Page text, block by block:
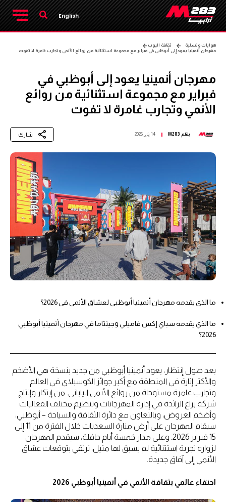
English
هوايات وتسلية
ثقافة البوب
مهرجان أنمينيا يعود إلى أبوظبي في فبراير مع مجموعة استثنائية من روائع الأنمي وتجارب غامرة لا تفوت
مهرجان أنمينيا يعود إلى أبوظبي في
فبراير مع مجموعة استثنائية من روائع
الأنمي وتجارب غامرة لا تفوت
بقلم M283 14 يناير 2026 شارك
ما الذي يقدمه مهرجان أنمينيا أبوظبي لعشاق الأنمي في 2026؟
ما الذي يقدمه سباي إكس فاميلي وجينتاما في مهرجان أنمينيا أبوظبي
2026؟
بعد طول إنتظار، يعود أنمينيا أبوظبي من جديد بنسخة هي الأضخم
والأكثر إثارة في المنطقة مع أكبر جوائز الكوسبلاي في العالم
وتجارب غامرة مستوحاة من روائع الأنمي الياباني. من إبتكار وإنتاج
شركة براغ الرائدة في إدارة المهرجانات وتنظيم مختلف الفعاليات
وأضخم العروض، وبالتعاون مع دائرة الثقافة والسياحة – أبوظبي،
سيقام المهرجان على أرض منارة السعديات خلال الفترة من 11 إلى
15 فبراير 2026. وعلى مدار خمسة أيام حافلة، سيقدم المهرجان
لزواره تجربة استثنائية لم يسبق لها مثيل، ترتقي بتوقعات عشاق
الأنمي إلى آفاق جديدة.
احتفاء عالمي بثقافة الأنمي في أنمينيا أبوظبي 2026